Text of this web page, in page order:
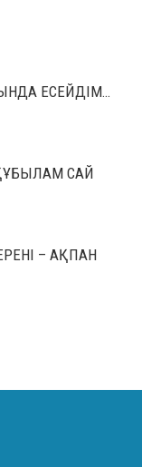
ЕСЕЙДІМ…
САЙ
– АҚПАН